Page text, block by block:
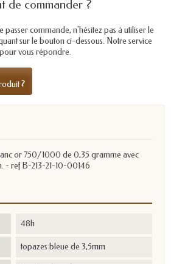
de commander ?
passer commande, n'hésitez pas à utiliser le
sur le bouton ci-dessous. Notre service
vous répondre.
?
or 750/1000 de 0,35 gramme avec
- ref B-213-21-10-00146
48h
topazes bleue de 3,5mm